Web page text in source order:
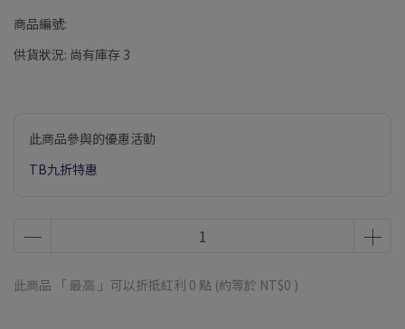
商品編號:
供貨狀況: 尚有庫存 3
此商品參與的優惠活動
TB九折特惠
此商品 「 最高 」可以折抵紅利 0 點 (約等於 NT$0 )